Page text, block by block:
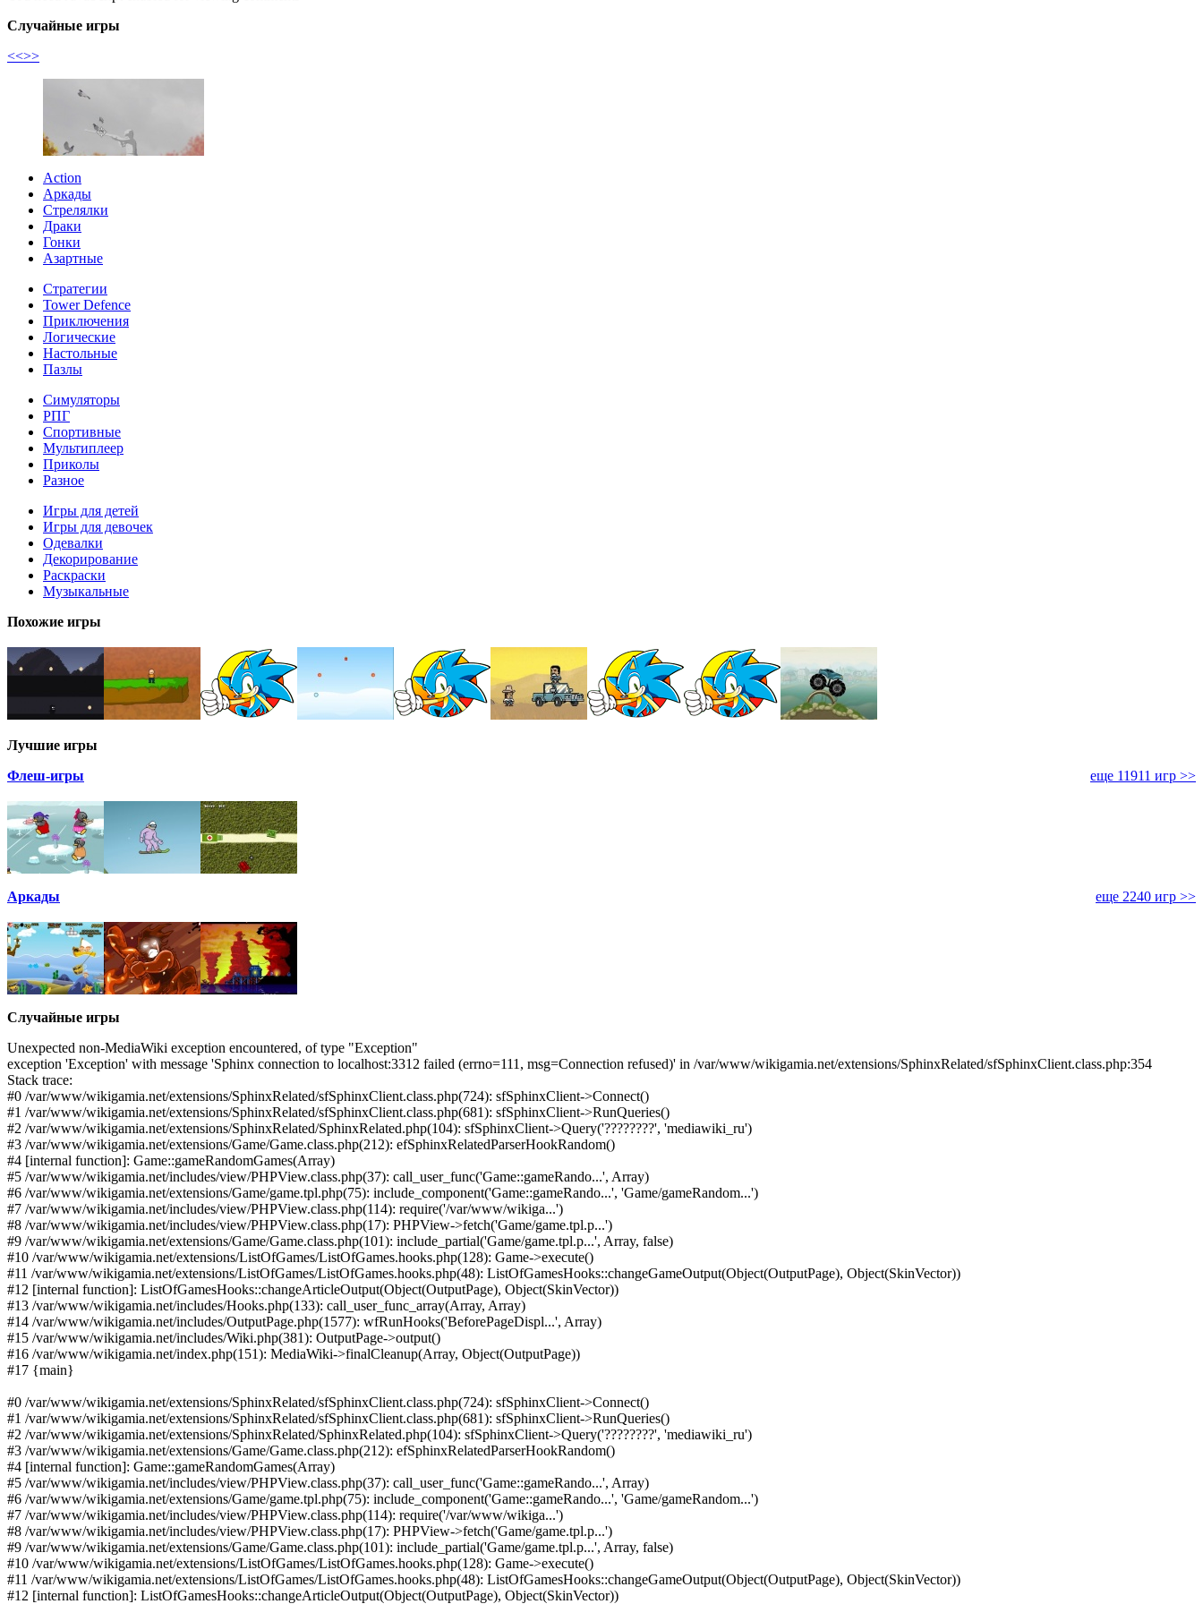
Случайные игры
<<>>
Action
Аркады
Стрелялки
Драки
Гонки
Азартные
Стратегии
Tower Defence
Приключения
Логические
Настольные
Пазлы
Симуляторы
РПГ
Спортивные
Мультиплеер
Приколы
Разное
Игры для детей
Игры для девочек
Одевалки
Декорирование
Раскраски
Музыкальные
Похожие игры
Лучшие игры
Флеш-игры
еще 11911 игр >>
Аркады еще 2240 игр >>
Случайные игры
Unexpected non-MediaWiki exception encountered, of type "Exception"
exception 'Exception' with message 'Sphinx connection to localhost:3312 failed (errno=111, msg=Connection refused)' in /var/www/wikigamia.net/extensions/SphinxRelated/sfSphinxClient.class.php:354
Stack trace:
#0 /var/www/wikigamia.net/extensions/SphinxRelated/sfSphinxClient.class.php(724): sfSphinxClient->Connect()
#1 /var/www/wikigamia.net/extensions/SphinxRelated/sfSphinxClient.class.php(681): sfSphinxClient->RunQueries()
#2 /var/www/wikigamia.net/extensions/SphinxRelated/SphinxRelated.php(104): sfSphinxClient->Query('????????', 'mediawiki_ru')
#3 /var/www/wikigamia.net/extensions/Game/Game.class.php(212): efSphinxRelatedParserHookRandom()
#4 [internal function]: Game::gameRandomGames(Array)
#5 /var/www/wikigamia.net/includes/view/PHPView.class.php(37): call_user_func('Game::gameRando...', Array)
#6 /var/www/wikigamia.net/extensions/Game/game.tpl.php(75): include_component('Game::gameRando...', 'Game/gameRandom...')
#7 /var/www/wikigamia.net/includes/view/PHPView.class.php(114): require('/var/www/wikiga...')
#8 /var/www/wikigamia.net/includes/view/PHPView.class.php(17): PHPView->fetch('Game/game.tpl.p...')
#9 /var/www/wikigamia.net/extensions/Game/Game.class.php(101): include_partial('Game/game.tpl.p...', Array, false)
#10 /var/www/wikigamia.net/extensions/ListOfGames/ListOfGames.hooks.php(128): Game->execute()
#11 /var/www/wikigamia.net/extensions/ListOfGames/ListOfGames.hooks.php(48): ListOfGamesHooks::changeGameOutput(Object(OutputPage), Object(SkinVector))
#12 [internal function]: ListOfGamesHooks::changeArticleOutput(Object(OutputPage), Object(SkinVector))
#13 /var/www/wikigamia.net/includes/Hooks.php(133): call_user_func_array(Array, Array)
#14 /var/www/wikigamia.net/includes/OutputPage.php(1577): wfRunHooks('BeforePageDispl...', Array)
#15 /var/www/wikigamia.net/includes/Wiki.php(381): OutputPage->output()
#16 /var/www/wikigamia.net/index.php(151): MediaWiki->finalCleanup(Array, Object(OutputPage))
#17 {main}
#0 /var/www/wikigamia.net/extensions/SphinxRelated/sfSphinxClient.class.php(724): sfSphinxClient->Connect()
#1 /var/www/wikigamia.net/extensions/SphinxRelated/sfSphinxClient.class.php(681): sfSphinxClient->RunQueries()
#2 /var/www/wikigamia.net/extensions/SphinxRelated/SphinxRelated.php(104): sfSphinxClient->Query('????????', 'mediawiki_ru')
#3 /var/www/wikigamia.net/extensions/Game/Game.class.php(212): efSphinxRelatedParserHookRandom()
#4 [internal function]: Game::gameRandomGames(Array)
#5 /var/www/wikigamia.net/includes/view/PHPView.class.php(37): call_user_func('Game::gameRando...', Array)
#6 /var/www/wikigamia.net/extensions/Game/game.tpl.php(75): include_component('Game::gameRando...', 'Game/gameRandom...')
#7 /var/www/wikigamia.net/includes/view/PHPView.class.php(114): require('/var/www/wikiga...')
#8 /var/www/wikigamia.net/includes/view/PHPView.class.php(17): PHPView->fetch('Game/game.tpl.p...')
#9 /var/www/wikigamia.net/extensions/Game/Game.class.php(101): include_partial('Game/game.tpl.p...', Array, false)
#10 /var/www/wikigamia.net/extensions/ListOfGames/ListOfGames.hooks.php(128): Game->execute()
#11 /var/www/wikigamia.net/extensions/ListOfGames/ListOfGames.hooks.php(48): ListOfGamesHooks::changeGameOutput(Object(OutputPage), Object(SkinVector))
#12 [internal function]: ListOfGamesHooks::changeArticleOutput(Object(OutputPage), Object(SkinVector))